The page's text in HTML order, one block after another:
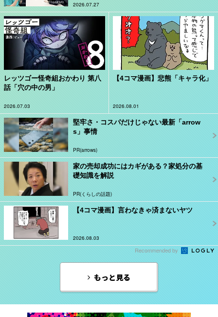
2026.07.27
レッツゴー怪奇組おかわり 第八
話「穴の中の男」
2026.07.03
【4コマ漫画】悲熊「キャラ化」
2026.08.01
堅牢さ・コスパだけじゃない最新「arrow
s」事情
PR(arrows)
家の売却成功にはカギがある？家処分の基
礎知識を解説
PR(くらしの話題)
【4コマ漫画】言わなきゃ済まないヤツ
2026.08.03
Recommended by
もっと見る